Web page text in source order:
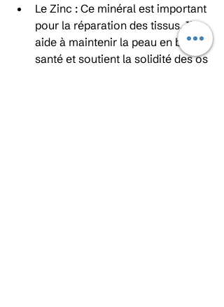
Le Zinc : Ce minéral est important
pour la réparation des tissus. Il
aide à maintenir la peau en bonne
santé et soutient la solidité des os